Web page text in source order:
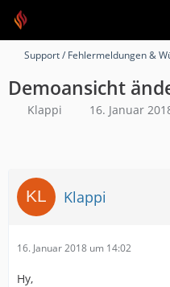
Support / Fehlermeldungen &
Demoansicht
Klappi 16. Januar
Klappi
16. Januar 2018 um 14:02
Hy,